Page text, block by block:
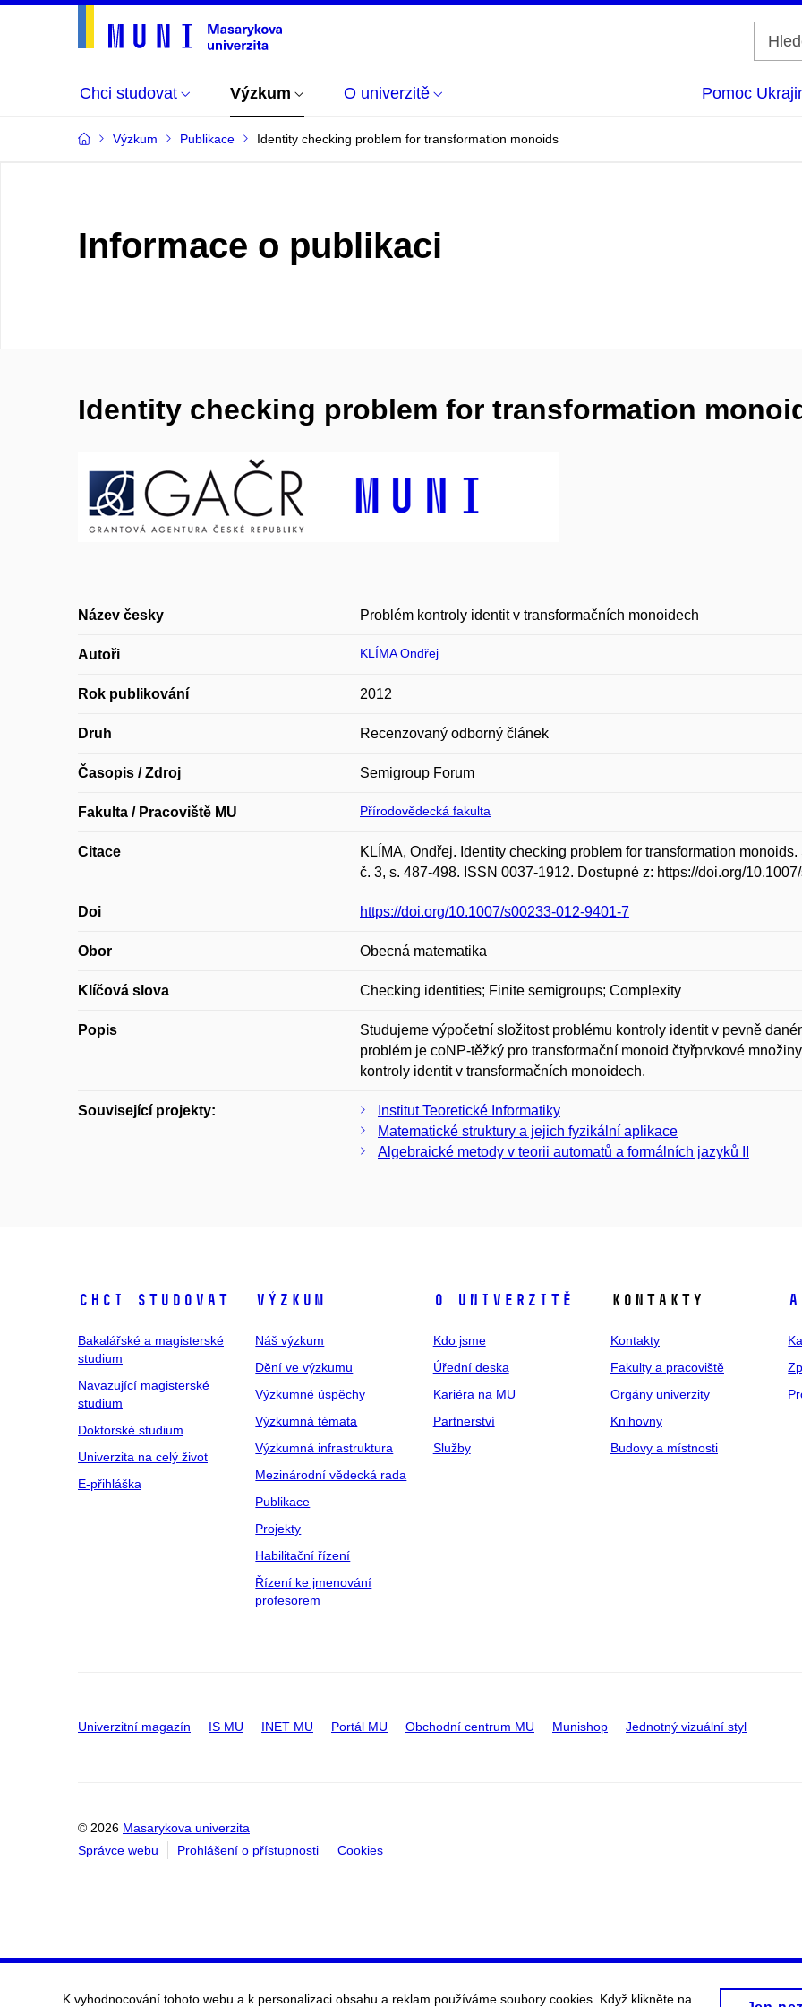
Chci studovat Výzkum O univerzitě Pomoc
Výzkum Publikace Identity checking problem for transformation monoids
Informace o publikaci
Identity checking problem for transformation
Název česky Problém kontroly identit v transformačních monoidech
Autoři KLÍMA Ondřej
Rok publikování 2012
Druh Recenzovaný odborný článek
Časopis / Zdroj Semigroup Forum
Fakulta / Pracoviště MU Přírodovědecká fakulta
Citace
KLÍMA, Ondřej. Identity checking problem for transformation
č. 3, s. 487-498. ISSN 0037-1912. Dostupné z: https://doi.org/
Doi https://doi.org/10.1007/s00233-012-9401-7
Obor Obecná matematika
Klíčová slova Checking identities; Finite semigroups; Complexity
Popis
Studujeme výpočetní složitost problému kontroly identit v pevně
problém je coNP-těžký pro transformační monoid čtyřprvkové
kontroly identit v transformačních monoidech.
Související projekty:
Institut Teoretické Informatiky
Matematické struktury a jejich fyzikální aplikace
Algebraické metody v teorii automatů a formálních jazyků II
Chci studovat
Bakalářské a magisterské
studium
Navazující magisterské
studium
Doktorské studium
Univerzita na celý život
E-přihláška
Výzkum
Náš výzkum
Dění ve výzkumu
Výzkumné úspěchy
Výzkumná témata
Výzkumná infrastruktura
Mezinárodní vědecká rada
Publikace
Projekty
Habilitační řízení
Řízení ke jmenování
profesorem
O univerzitě
Kdo jsme
Úřední deska
Kariéra na MU
Partnerství
Služby
Kontakty
Kontakty
Fakulty a pracoviště
Orgány univerzity
Knihovny
Budovy a místnosti
Univerzitní magazín IS MU INET MU Portál MU Obchodní centrum MU Munishop Jednotný vizuální styl
© 2026 Masarykova univerzita
Správce webu
Prohlášení o přístupnosti Cookies
K vyhodnocování tohoto webu a k personalizaci obsahu a reklam používáme soubory cookies. Když klikněte na